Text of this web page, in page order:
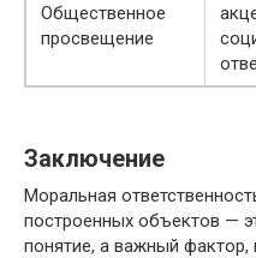
Общественное
просвещение
Заключение
Моральная
построенных объектов —
понятие, а важный